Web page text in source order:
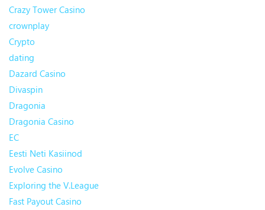
Crazy Tower Сasino
crownplay
Crypto
dating
Dazard Casino
Divaspin
Dragonia
Dragonia Casino
EC
Eesti Neti Kasiinod
Evolve Casino
Exploring the V.League
Fast Payout Casino